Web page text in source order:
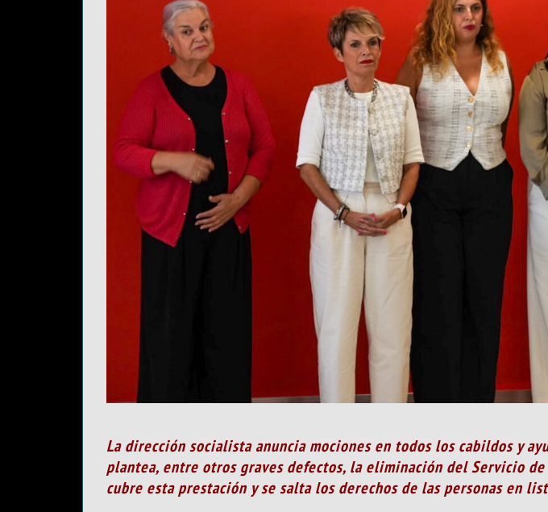
La dirección socialista anuncia mociones en todos los cabildos y
plantea, entre otros graves defectos, la eliminación del Servicio
cubre esta prestación y se salta los derechos de las personas en